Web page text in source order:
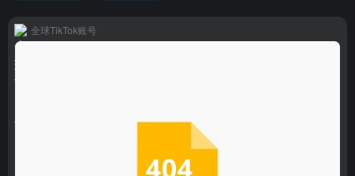
全球TikTok账号